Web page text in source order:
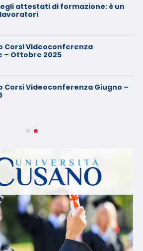
attestati di formazione: è un
Corsi Videoconferenza
– Ottobre 2025
Corsi Videoconferenza Giugno –